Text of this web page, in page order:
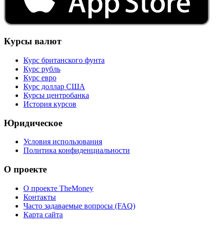
Курсы валют
Курс британского фунта
Курс рубль
Курс евро
Курс доллар США
Курсы центробанка
История курсов
Юридическое
Условия использования
Политика конфиденциальности
О проекте
О проекте TheMoney
Контакты
Часто задаваемые вопросы (FAQ)
Карта сайта